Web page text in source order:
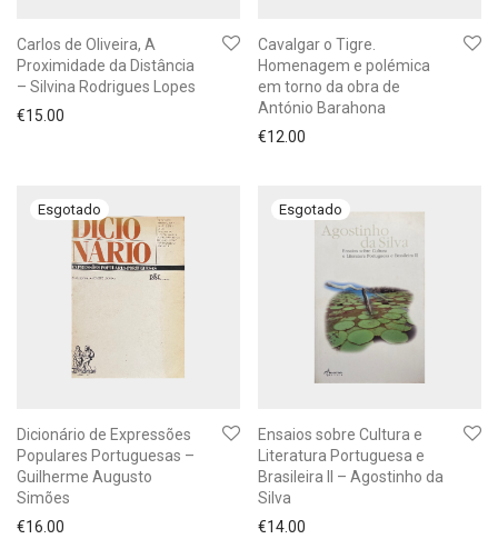
Carlos de Oliveira, A
Proximidade da Distância
– Silvina Rodrigues Lopes
€15.00
Cavalgar o Tigre.
Homenagem e polémica
em torno da obra de
António Barahona
€12.00
Dicionário de Expressões
Populares Portuguesas –
Guilherme Augusto
Simões
€16.00
Ensaios sobre Cultura e
Literatura Portuguesa e
Brasileira II – Agostinho da
Silva
€14.00